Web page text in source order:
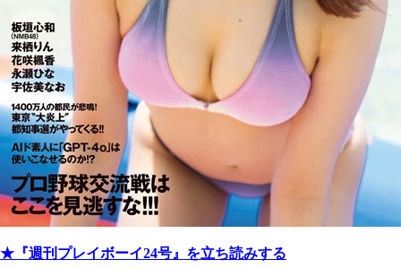
★『週刊プレイボーイ24号』を立ち読みする